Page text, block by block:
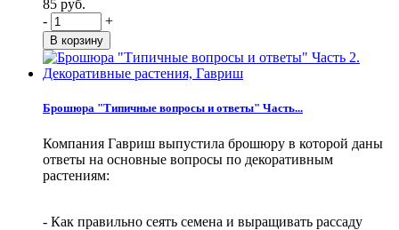
85 руб.
-
+
Брошюра "Типичные вопросы и ответы" Часть...
Компания Гавриш выпустила брошюру в которой даны
ответы на основные вопросы по декоративным
растениям:
- Как правильно сеять семена и выращивать рассаду